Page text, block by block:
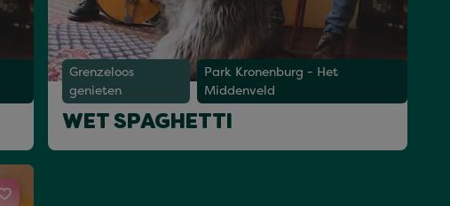
Grenzeloos
genieten
Park Kronenburg - Het
Middenveld
WET SPAGHETTI